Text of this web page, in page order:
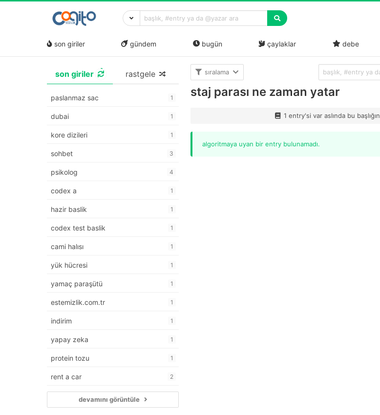
son giriler gündem bugün çaylaklar debe
son giriler rastgele
paslanmaz sac 1
dubai 1
kore dizileri 1
sohbet 3
psikolog 4
codex a 1
hazir baslik 1
codex test baslik 1
cami halısı 1
yük hücresi 1
yamaç paraşütü 1
estemizlik.com.tr 1
indirim 1
yapay zeka 1
protein tozu 1
rent a car 2
devamını görüntüle
sıralama
staj parası ne zaman yatar
1 entry'si var aslında bu başlığın
algoritmaya uyan bir entry bulunamadı.